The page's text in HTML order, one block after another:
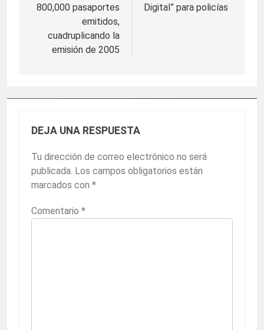
800,000 pasaportes
emitidos,
cuadruplicando la
emisión de 2005
Digital” para policías
DEJA UNA RESPUESTA
Tu dirección de correo electrónico no será
publicada. Los campos obligatorios están
marcados con *
Comentario *